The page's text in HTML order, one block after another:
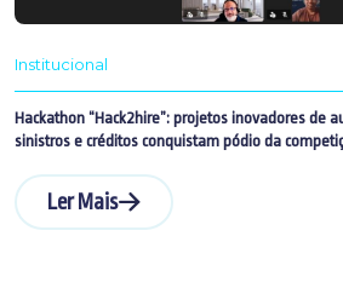
Institucional
Hackathon “Hack2hire”: projetos inovadores de
sinistros e créditos conquistam pódio da
Ler Mais